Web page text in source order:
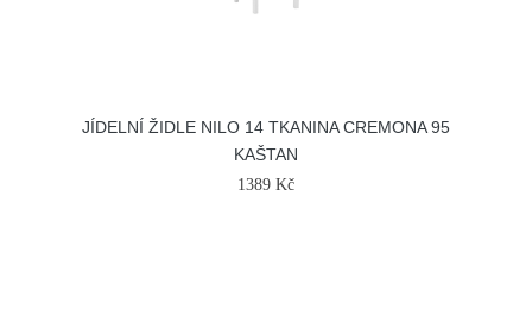
JÍDELNÍ ŽIDLE NILO 14 TKANINA CREMONA 95
KAŠTAN
1389 Kč